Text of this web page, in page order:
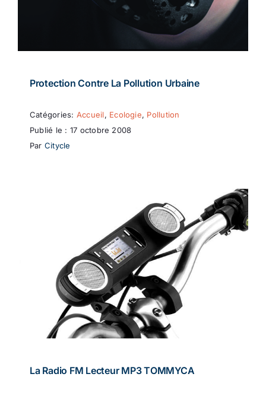
Protection Contre La Pollution Urbaine
Catégories: Accueil, Ecologie, Pollution
Publié le : 17 octobre 2008
Par Citycle
La Radio FM Lecteur MP3 TOMMYCA